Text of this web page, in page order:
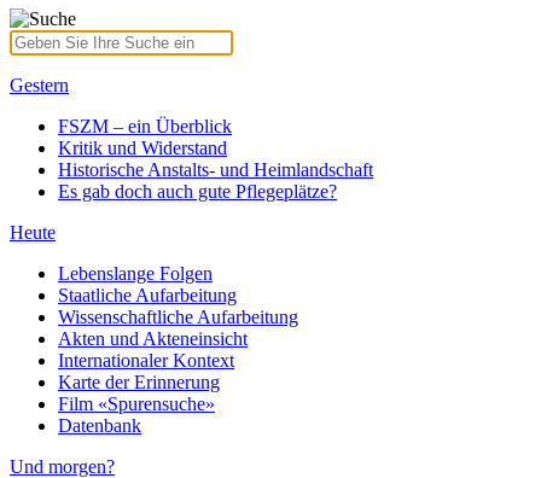
Gestern
FSZM – ein Überblick
Kritik und Widerstand
Historische Anstalts- und Heimlandschaft
Es gab doch auch gute Pflegeplätze?
Heute
Lebenslange Folgen
Staatliche Aufarbeitung
Wissenschaftliche Aufarbeitung
Akten und Akteneinsicht
Internationaler Kontext
Karte der Erinnerung
Film «Spurensuche»
Datenbank
Und morgen?